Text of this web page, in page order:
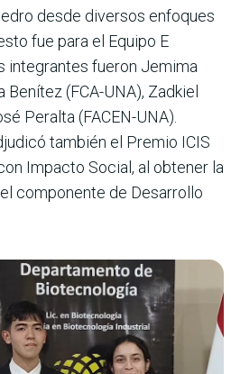
desde diversos enfoques
fue para el Equipo E
integrantes fueron Jemima
(FCA-UNA), Zadkiel
Peralta (FACEN-UNA).
también el Premio ICIS
Impacto Social, al obtener la
componente de Desarrollo